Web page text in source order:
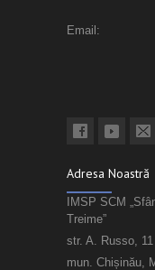
Email:
Adresa Noastră
IMSP SCM
Treime”
str. A. Russo, 11
mun. Chișinău,